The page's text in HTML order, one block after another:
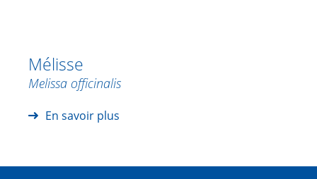
Mélisse
Melissa officinalis
En savoir plus